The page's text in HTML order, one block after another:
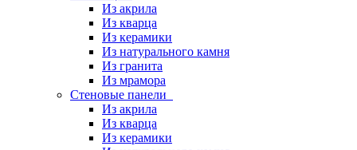
Из акрила
Из кварца
Из керамики
Из натурального камня
Из гранита
Из мрамора
Стеновые панели
Из акрила
Из кварца
Из керамики